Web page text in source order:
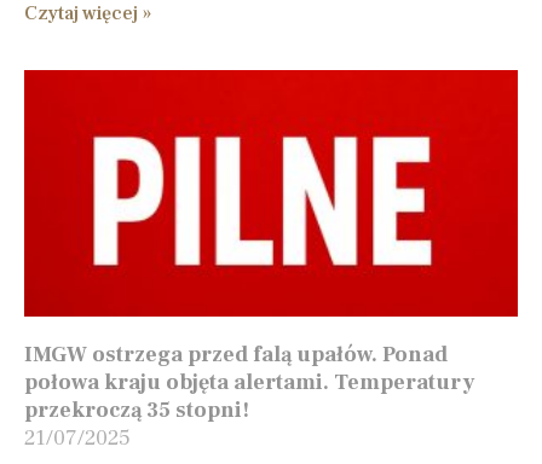
Czytaj więcej »
IMGW ostrzega przed falą upałów. Ponad
połowa kraju objęta alertami. Temperatury
przekroczą 35 stopni!
21/07/2025